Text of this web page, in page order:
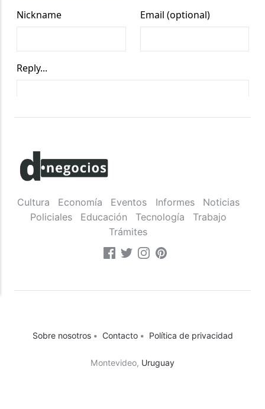
Cultura Economía Eventos Informes
Noticias
Policiales
Educación Tecnología
Trabajo
Trámites
Sobre nosotros • Contacto • Política de privacidad
Montevideo, Uruguay